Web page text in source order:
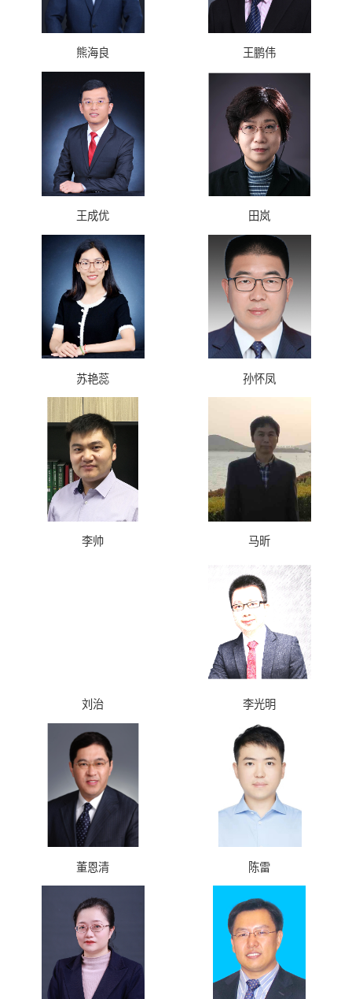
熊海良 王鹏伟
王成优 田岚
苏艳蕊 孙怀凤
李帅 马昕
刘治 李光明
董恩清 陈雷